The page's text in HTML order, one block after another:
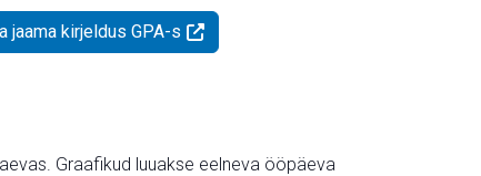
jaama kirjeldus GPA-s
Graafikud luuakse eelneva ööpäeva